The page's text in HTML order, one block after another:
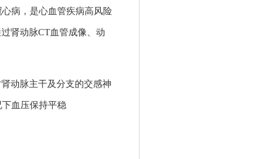
病，是心血管疾病高风险
肾动脉CT血管成像、动
动脉主干及分支的交感神
血压保持平稳